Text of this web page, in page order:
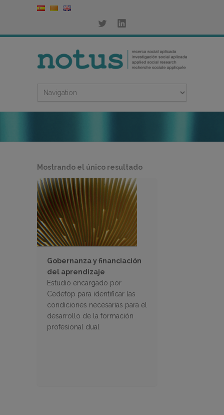
Mostrando el único resultado
Gobernanza y financiación
del aprendizaje
Estudio encargado por
Cedefop para identificar las
condiciones necesarias para el
desarrollo de la formación
profesional dual